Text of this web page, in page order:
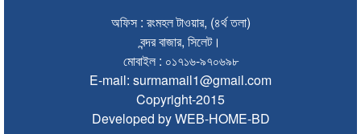
ভিসাসেবা নিয়ে ভারতীয় হাইকমিশনের সতর্কতা জারি
জ্বালানি সংকট কাটতে সময় লাগবে: সিলেটে বাণিজ্যমন্ত্রী
সিলেটে হামের উপসর্গ নিয়ে আরও ২ শিশুর মৃত্যু
যে ডকুমেন্টারিতে আবু সাঈদ নেই, সেটি কোনো ডকুমেন্টারি নয়: ভারপ্রাপ্ত রাষ্ট্রপতি
অফিস : রংমহল টাওয়ার, (৪র্থ তলা)
বন্দর বাজার, সিলেট।
মোবাইল : ০১৭১৬-৯৭০৬৯৮
E-mail: surmamail1@gmail.com
Copyright-2015
Developed by WEB-HOME-BD